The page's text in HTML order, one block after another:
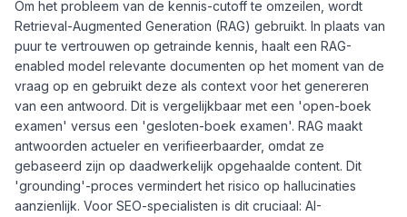
Om het probleem van de kennis-cutoff te omzeilen, wordt
Retrieval-Augmented Generation (RAG) gebruikt. In plaats van
puur te vertrouwen op getrainde kennis, haalt een RAG-
enabled model relevante documenten op het moment van de
vraag op en gebruikt deze als context voor het genereren
van een antwoord. Dit is vergelijkbaar met een 'open-boek
examen' versus een 'gesloten-boek examen'. RAG maakt
antwoorden actueler en verifieerbaarder, omdat ze
gebaseerd zijn op daadwerkelijk opgehaalde content. Dit
'grounding'-proces vermindert het risico op hallucinaties
aanzienlijk. Voor SEO-specialisten is dit cruciaal: AI-